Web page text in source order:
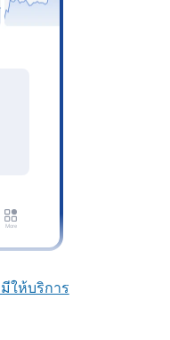
More
ให้บริการ